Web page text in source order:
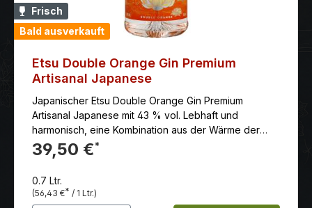
Frisch
Bald ausverkauft
Etsu Double Orange Gin Premium
Artisanal Japanese
Japanischer Etsu Double Orange Gin Premium
Artisanal Japanese mit 43 % vol. Lebhaft und
harmonisch, eine Kombination aus der Wärme der
Bitterorange und der spritzigen Frische von
Zitrusfrüchten. Sanft und erfrischend, mit anhaltenden
39,50 €*
0.7 Ltr.
(56,43 €* / 1 Ltr.)